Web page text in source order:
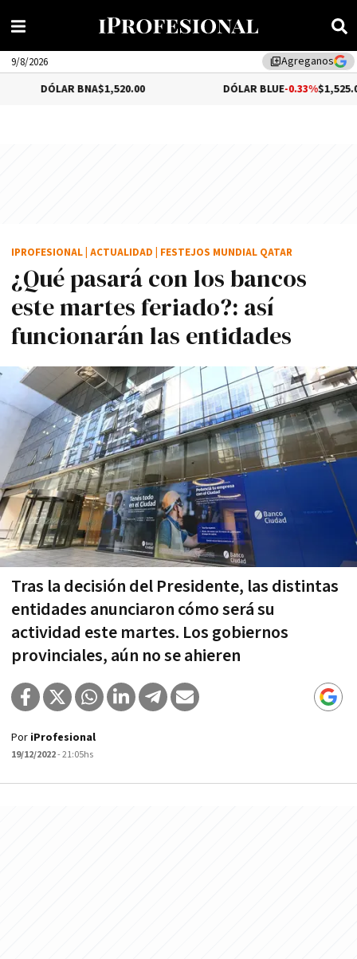
library_addAgreganos
9/8/2026
BNA$1,520.00 DÓLAR BLUE-0.33%$1,525.00
¿Qué pasará con los bancos
este martes feriado?: así
funcionarán las entidades
Tras la decisión del Presidente, las distintas
entidades anunciaron cómo será su
actividad este martes. Los gobiernos
provinciales, aún no se ahieren
IPROFESIONAL ACTUALIDAD FESTEJOS MUNDIAL QATAR
Por iProfesional
19/12/2022- 21:05hs